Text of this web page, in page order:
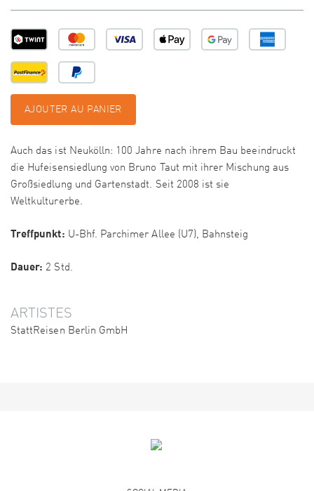
AJOUTER AU PANIER
Auch das ist Neukölln: 100 Jahre nach ihrem Bau beeindruckt
die Hufeisensiedlung von Bruno Taut mit ihrer Mischung aus
Großsiedlung und Gartenstadt. Seit 2008 ist sie
Weltkulturerbe.
Treffpunkt: U-Bhf. Parchimer Allee (U7), Bahnsteig
Dauer: 2 Std.
ARTISTES
StattReisen Berlin GmbH